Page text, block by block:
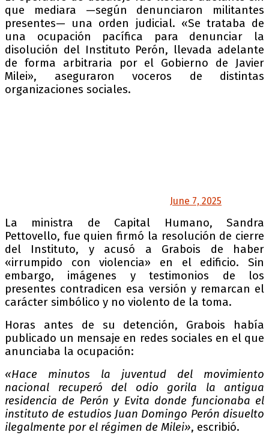
que mediara —según denunciaron militantes
presentes— una orden judicial. «Se trataba de
una ocupación pacífica para denunciar la
disolución del Instituto Perón, llevada adelante
de forma arbitraria por el Gobierno de Javier
Milei», aseguraron voceros de distintas
organizaciones sociales.
June 7, 2025
La ministra de Capital Humano, Sandra
Pettovello, fue quien firmó la resolución de cierre
del Instituto, y acusó a Grabois de haber
«irrumpido con violencia» en el edificio. Sin
embargo, imágenes y testimonios de los
presentes contradicen esa versión y remarcan el
carácter simbólico y no violento de la toma.
Horas antes de su detención, Grabois había
publicado un mensaje en redes sociales en el que
anunciaba la ocupación:
«Hace minutos la juventud del movimiento
nacional recuperó del odio gorila la antigua
residencia de Perón y Evita donde funcionaba el
instituto de estudios Juan Domingo Perón disuelto
ilegalmente por el régimen de Milei», escribió.